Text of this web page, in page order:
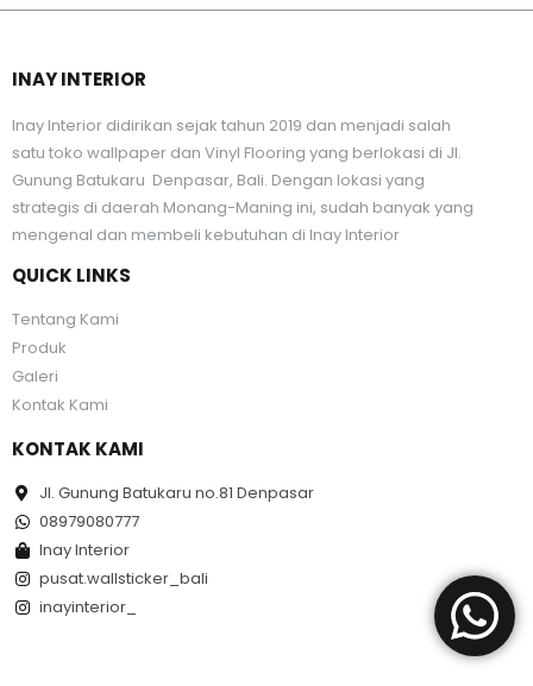
INAY INTERIOR
Inay Interior didirikan sejak tahun 2019 dan menjadi salah
satu toko wallpaper dan Vinyl Flooring yang berlokasi di Jl.
Gunung Batukaru Denpasar, Bali. Dengan lokasi yang
strategis di daerah Monang-Maning ini, sudah banyak yang
mengenal dan membeli kebutuhan di Inay Interior
QUICK LINKS
Tentang Kami
Produk
Galeri
Kontak Kami
KONTAK KAMI
Jl. Gunung Batukaru no.81 Denpasar
08979080777
Inay Interior
pusat.wallsticker_bali
inayinterior_